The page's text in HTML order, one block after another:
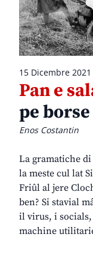
15 Dicembre 2021
Pan e
pe borse
Enos Costantin
La gramatiche
la meste cul lat
Friûl al jere
ben? Si stavial
il virus, i socials,
machine